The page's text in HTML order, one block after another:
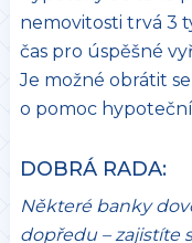
nemovitosti trvá 3
čas pro úspěšné
Je možné obrátit
o pomoc
DOBRÁ RADA:
Některé banky
dopředu – zajistíte